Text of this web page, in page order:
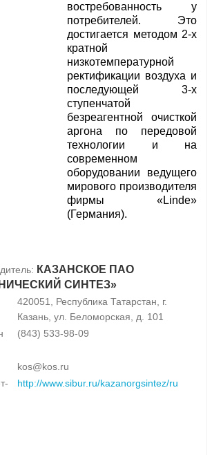
востребованность у
потребителей. Это
достигается методом 2-х
кратной
низкотемпературной
ректификации воздуха и
последующей 3-х
ступенчатой
безреагентной очисткой
аргона по передовой
технологии и на
современном
оборудовании ведущего
мирового производителя
фирмы «Linde»
(Германия).
КАЗАНСКОЕ ПАО
СИНТЕЗ»
420051, Республика Татарстан, г.
Казань, ул. Беломорская, д. 101
(843) 533-98-09
kos@kos.ru
http://www.sibur.ru/kazanorgsintez/ru